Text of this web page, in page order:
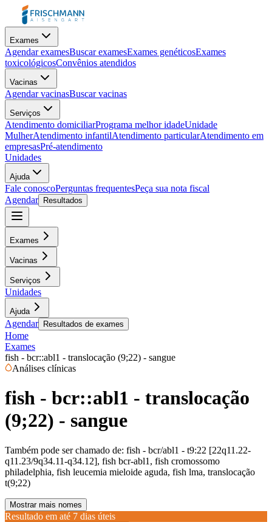
Exames
Agendar examesBuscar examesExames genéticosExames
toxicológicosConvênios atendidos
Vacinas
Agendar vacinasBuscar vacinas
Serviços
Atendimento domiciliarPrograma melhor idadeUnidade
MulherAtendimento infantilAtendimento particularAtendimento em
empresasPré-atendimento
Unidades
Ajuda
Fale conoscoPerguntas frequentesPeça sua nota fiscal
Agendar
Resultados
Exames
Vacinas
Serviços
Unidades
Ajuda
Agendar Resultados de exames
Home
Exames
fish - bcr::abl1 - translocação (9;22) - sangue
Análises clínicas
fish - bcr::abl1 - translocação
(9;22) - sangue
Também pode ser chamado de: fish - bcr/abl1 - t9:22 [22q11.22-
q11.23/9q34.11-q34.12], fish bcr-abl1, fish cromossomo
philadelphia, fish leucemia mieloide aguda, fish lma, translocação
t(9;22)
Mostrar mais nomes
Resultado em até 7 dias úteis